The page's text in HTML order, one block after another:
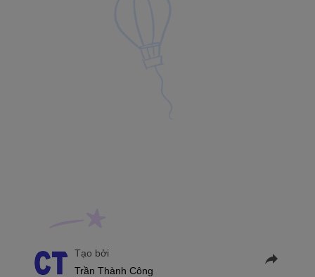
Tạo bởi
Trần Thành Công